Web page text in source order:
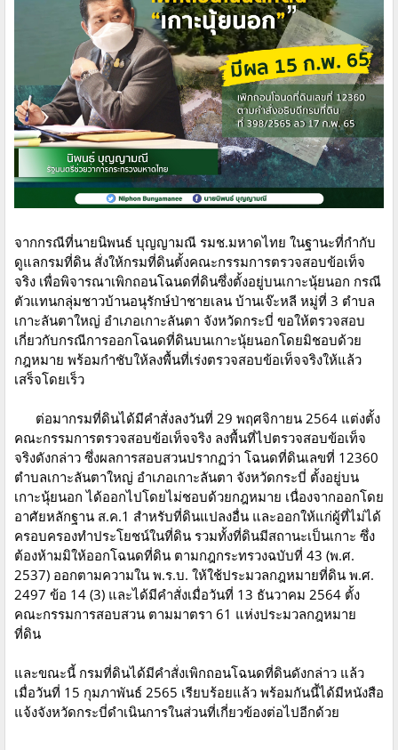
จากกรณีที่นายนิพนธ์ บุญญามณี รมช.มหาดไทย ในฐานะที่กำกับ
ดูแลกรมที่ดิน สั่งให้กรมที่ดินตั้งคณะกรรมการตรวจสอบข้อเท็จ
จริง เพื่อพิจารณาเพิกถอนโฉนดที่ดินซึ่งตั้งอยู่บนเกาะนุ้ยนอก กรณี
ตัวแทนกลุ่มชาวบ้านอนุรักษ์ป่าชายเลน บ้านเจ๊ะหลี หมู่ที่ 3 ตำบล
เกาะลันตาใหญ่ อำเภอเกาะลันตา จังหวัดกระบี่ ขอให้ตรวจสอบ
เกี่ยวกับกรณีการออกโฉนดที่ดินบนเกาะนุ้ยนอกโดยมิชอบด้วย
กฎหมาย พร้อมกำชับให้ลงพื้นที่เร่งตรวจสอบข้อเท็จจริงให้แล้ว
เสร็จโดยเร็ว
ต่อมากรมที่ดินได้มีคำสั่งลงวันที่ 29 พฤศจิกายน 2564 แต่งตั้ง
คณะกรรมการตรวจสอบข้อเท็จจริง ลงพื้นที่ไปตรวจสอบข้อเท็จ
จริงดังกล่าว ซึ่งผลการสอบสวนปรากฏว่า โฉนดที่ดินเลขที่ 12360
ตำบลเกาะลันตาใหญ่ อำเภอเกาะลันตา จังหวัดกระบี่ ตั้งอยู่บน
เกาะนุ้ยนอก ได้ออกไปโดยไม่ชอบด้วยกฎหมาย เนื่องจากออกโดย
อาศัยหลักฐาน ส.ค.1 สำหรับที่ดินแปลงอื่น และออกให้แก่ผู้ที่ไม่ได้
ครอบครองทำประโยชน์ในที่ดิน รวมทั้งที่ดินมีสถานะเป็นเกาะ ซึ่ง
ต้องห้ามมิให้ออกโฉนดที่ดิน ตามกฎกระทรวงฉบับที่ 43 (พ.ศ.
2537) ออกตามความใน พ.ร.บ. ให้ใช้ประมวลกฎหมายที่ดิน พ.ศ.
2497 ข้อ 14 (3) และได้มีคำสั่งเมื่อวันที่ 13 ธันวาคม 2564 ตั้ง
คณะกรรมการสอบสวน ตามมาตรา 61 แห่งประมวลกฎหมาย
ที่ดิน
และขณะนี้ กรมที่ดินได้มีคำสั่งเพิกถอนโฉนดที่ดินดังกล่าว แล้ว
เมื่อวันที่ 15 กุมภาพันธ์ 2565 เรียบร้อยแล้ว พร้อมกันนี้ได้มีหนังสือ
แจ้งจังหวัดกระบี่ดำเนินการในส่วนที่เกี่ยวข้องต่อไปอีกด้วย